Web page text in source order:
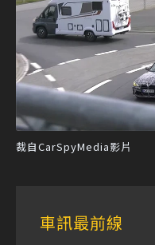
裁自CarSpyMedia影片
車訊最前線